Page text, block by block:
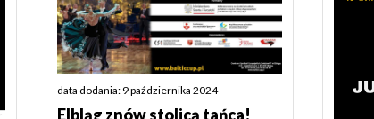
data dodania: 9 października 2024
Elbląg znów stolicą tańca!